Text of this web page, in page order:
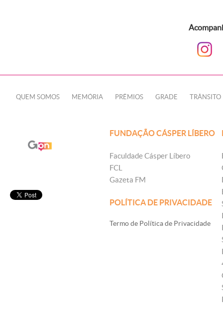
QUEM SOMOS MEMÓRIA PRÊMIOS GRADE TRÂNSITO
FUNDAÇÃO CÁSPER LÍBERO
Faculdade Cásper Líbero
FCL
Gazeta FM
POLÍTICA DE PRIVACIDADE
Termo de Política de Privacidade